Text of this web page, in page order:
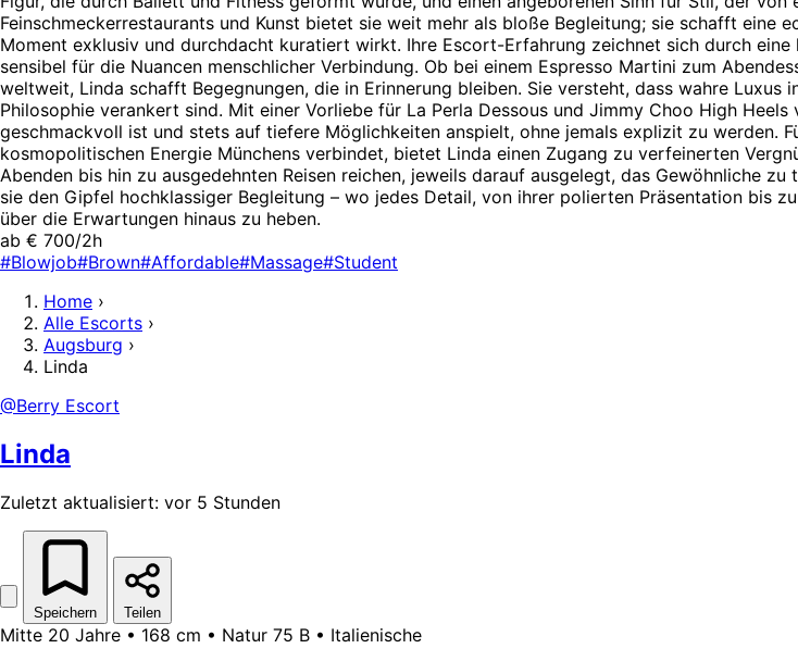
Feinschmeckerrestaurants und Kunst bietet sie weit mehr als bloße Begleitung; sie schafft eine
Moment exklusiv und durchdacht kuratiert wirkt. Ihre Escort-Erfahrung zeichnet sich durch
sensibel für die Nuancen menschlicher Verbindung. Ob bei einem Espresso Martini zum
weltweit, Linda schafft Begegnungen, die in Erinnerung bleiben. Sie versteht, dass wahre
Philosophie verankert sind. Mit einer Vorliebe für La Perla Dessous und Jimmy Choo High
geschmackvoll ist und stets auf tiefere Möglichkeiten anspielt, ohne jemals explizit zu werden.
kosmopolitischen Energie Münchens verbindet, bietet Linda einen Zugang zu verfeinerten
Abenden bis hin zu ausgedehnten Reisen reichen, jeweils darauf ausgelegt, das Gewöhnliche
sie den Gipfel hochklassiger Begleitung – wo jedes Detail, von ihrer polierten Präsentation bis
über die Erwartungen hinaus zu heben.
ab € 700/2h
#Blowjob#Brown#Affordable#Massage#Student
Home ›
Alle Escorts ›
Augsburg ›
Linda
@Berry Escort
Linda
Zuletzt aktualisiert: vor 5 Stunden
Speichern Teilen
Mitte 20 Jahre • 168 cm • Natur 75 B • Italienische